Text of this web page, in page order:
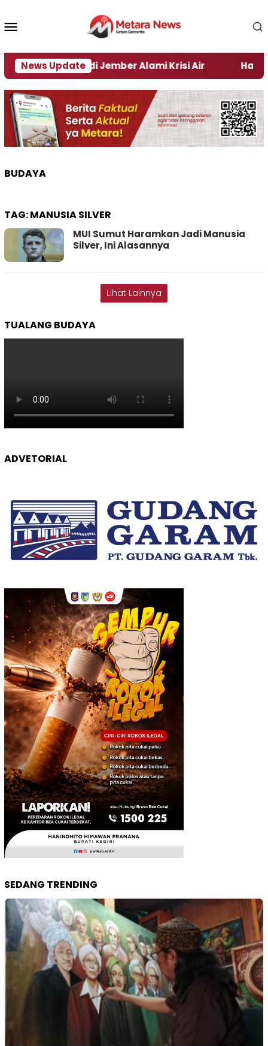
konten
News Update
Daerah di Jember Alami Krisi Air Harga
BUDAYA
TAG:MANUSIA SILVER
MUI Sumut Haramkan Jadi Manusia
Silver, Ini Alasannya
Lihat Lainnya
TUALANG BUDAYA
ADVETORIAL
SEDANG TRENDING